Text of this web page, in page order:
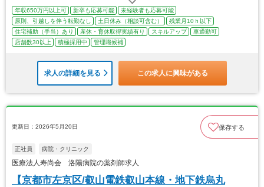
年収650万円以上可 新卒も応募可能
未経験者も応募可能
原則、引越しを伴う転勤なし
土日休み（相談可含む）
残業月10ｈ以下
住宅補助（手当）あり
産休・育休取得実績有り スキルアップ
車通勤可
店舗数30以上
積極採用中 管理職候補
求人の詳細を見る この求人に興味がある
更新日：2026年5月20日 保存する
正社員 病院・クリニック
医療法人寿尚会 洛陽病院の薬剤師求人
【京都市左京区/叡山電鉄叡山本線・地下鉄烏丸